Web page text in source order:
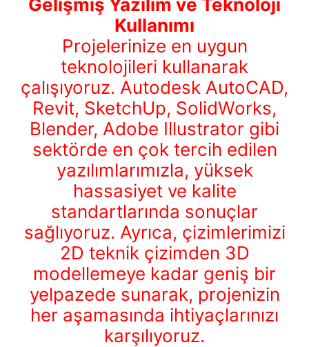
Gelişmiş Yazılım ve Teknoloji
Kullanımı
Projelerinize en uygun
teknolojileri kullanarak
çalışıyoruz. Autodesk AutoCAD,
Revit, SketchUp, SolidWorks,
Blender, Adobe Illustrator gibi
sektörde en çok tercih edilen
yazılımlarımızla, yüksek
hassasiyet ve kalite
standartlarında sonuçlar
sağlıyoruz. Ayrıca, çizimlerimizi
2D teknik çizimden 3D
modellemeye kadar geniş bir
yelpazede sunarak, projenizin
her aşamasında ihtiyaçlarınızı
karşılıyoruz.